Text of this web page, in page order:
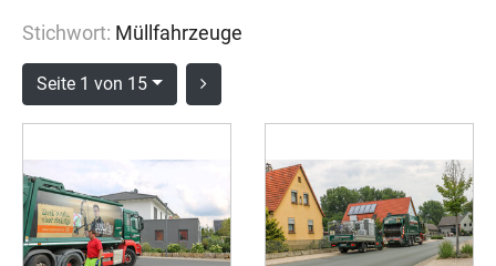
Stichwort: Müllfahrzeuge
Seite 1 von 15